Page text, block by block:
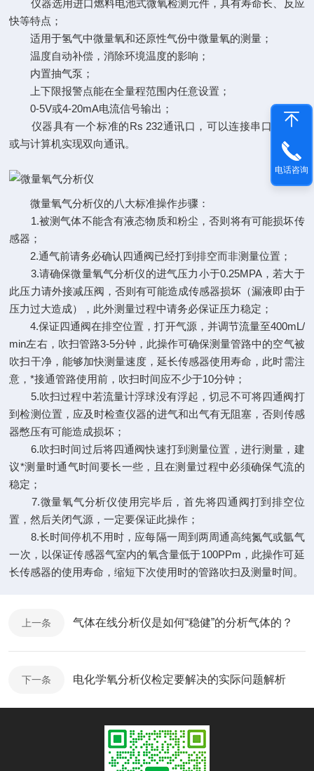
仪器选用进口燃料电池式微氧检测元件，具有寿命长、反应
快等特点；
适用于氢气中微量氧和还原性气份中微量氧的测量；
温度自动补偿，消除环境温度的影响；
内置抽气泵；
上下限报警点能在全量程范围内任意设置；
0-5V或4-20mA电流信号输出；
仪器具有一个标准的Rs 232通讯口，可以连接串口打印机
或与计算机实现双向通讯。
微量氧气分析仪的八大标准操作步骤：
1.被测气体不能含有液态物质和粉尘，否则将有可能损坏传
感器；
2.通气前请务必确认四通阀已经打到排空而非测量位置；
3.请确保微量氧气分析仪的进气压力小于0.25MPA，若大于
此压力请外接减压阀，否则有可能造成传感器损坏（漏液即由于
压力过大造成），此外测量过程中请务必保证压力稳定；
4.保证四通阀在排空位置，打开气源，并调节流量至400mL/
min左右，吹扫管路3-5分钟，此操作可确保测量管路中的空气被
吹扫干净，能够加快测量速度，延长传感器使用寿命，此时需注
意，*接通管路使用前，吹扫时间应不少于10分钟；
5.吹扫过程中若流量计浮球没有浮起，切忌不可将四通阀打
到检测位置，应及时检查仪器的进气和出气有无阻塞，否则传感
器憋压有可能造成损坏；
6.吹扫时间过后将四通阀快速打到测量位置，进行测量，建
议*测量时通气时间要长一些，且在测量过程中必须确保气流的
稳定；
7.微量氧气分析仪使用完毕后，首先将四通阀打到排空位
置，然后关闭气源，一定要保证此操作；
8.长时间停机不用时，应每隔一周到两周通高纯氮气或氩气
一次，以保证传感器气室内的氧含量低于100PPm，此操作可延
长传感器的使用寿命，缩短下次使用时的管路吹扫及测量时间。​
上一条 气体在线分析仪是如何“稳健”的分析气体的？
下一条 电化学氧分析仪检定要解决的实际问题解析
电话咨询